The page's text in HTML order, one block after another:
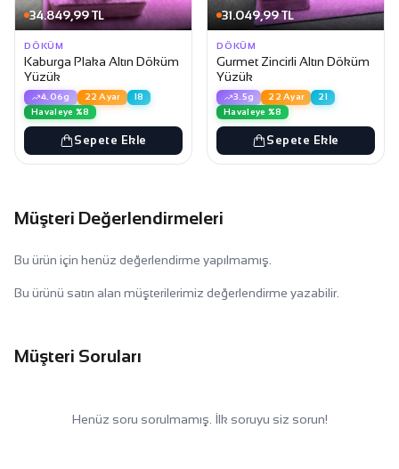
34.849,99 TL
DÖKÜM
Kaburga Plaka Altın Döküm
Yüzük
4.06g 22 Ayar
18
Havaleye %8
Sepete Ekle
31.049,99 TL
DÖKÜM
Gurmet Zincirli Altın Döküm
Yüzük
3.5g 22 Ayar
21
Havaleye %8
Sepete Ekle
Müşteri Değerlendirmeleri
Bu ürün için henüz değerlendirme yapılmamış.
Bu ürünü satın alan müşterilerimiz değerlendirme yazabilir.
Müşteri Soruları
Henüz soru sorulmamış. İlk soruyu siz sorun!